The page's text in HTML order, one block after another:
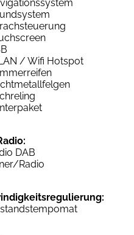
/ Wifi Hotspot
DAB
Radio